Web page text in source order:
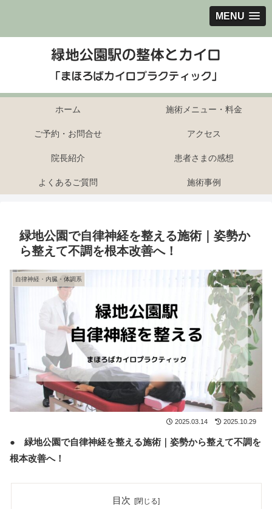
MENU
ホーム 施術メニュー・料金
ご予約・お問合せ アクセス
院長紹介 患者さまの感想
よくあるご質問 施術事例
緑地公園で自律神経を整える施術｜姿勢か
ら整えて不調を根本改善へ！
自律神経・内臓・体調系
2025.03.14 2025.10.29
● 緑地公園で自律神経を整える施術｜姿勢から整えて不調を
根本改善へ！
目次